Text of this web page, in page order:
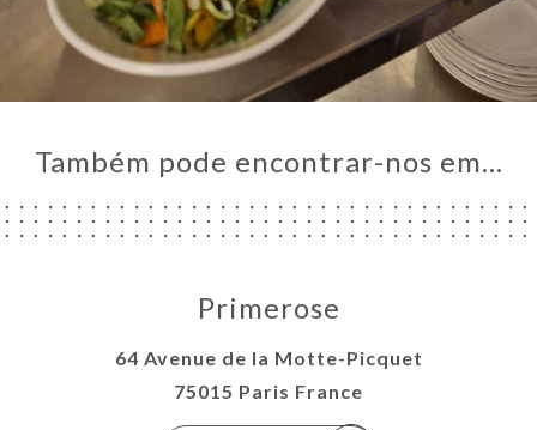
Também pode encontrar-nos em…
Primerose
64 Avenue de la Motte-Picquet
75015 Paris France